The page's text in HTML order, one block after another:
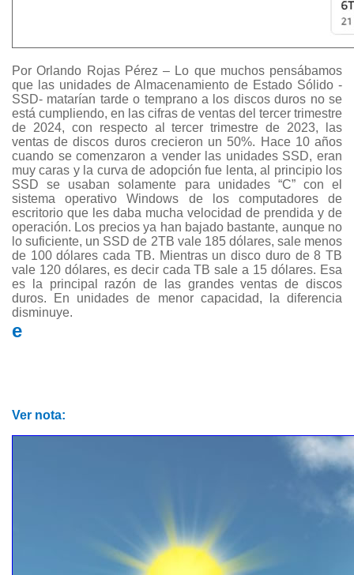
Por Orlando Rojas Pérez – Lo que muchos pensábamos
que las unidades de Almacenamiento de Estado Sólido -
SSD- matarían tarde o temprano a los discos duros no se
está cumpliendo, en las cifras de ventas del tercer trimestre
de 2024, con respecto al tercer trimestre de 2023, las
ventas de discos duros crecieron un 50%. Hace 10 años
cuando se comenzaron a vender las unidades SSD, eran
muy caras y la curva de adopción fue lenta, al principio los
SSD se usaban solamente para unidades “C” con el
sistema operativo Windows de los computadores de
escritorio que les daba mucha velocidad de prendida y de
operación. Los precios ya han bajado bastante, aunque no
lo suficiente, un SSD de 2TB vale 185 dólares, sale menos
de 100 dólares cada TB. Mientras un disco duro de 8 TB
vale 120 dólares, es decir cada TB sale a 15 dólares. Esa
es la principal razón de las grandes ventas de discos
duros. En unidades de menor capacidad, la diferencia
disminuye.
e
Ver nota: